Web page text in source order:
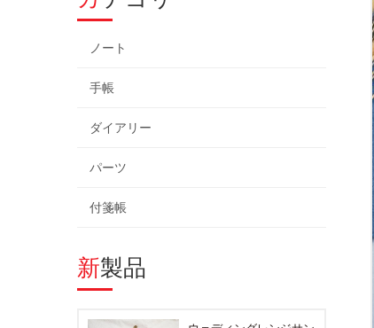
ノート
手帳
ダイアリー
パーツ
付箋帳
新製品